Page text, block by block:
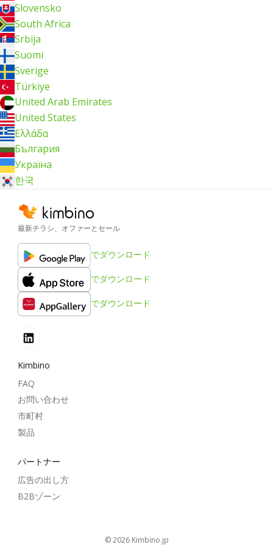
Slovensko
South Africa
Srbija
Suomi
Sverige
Türkiye
United Arab Emirates
United States
Ελλάδα
България
Україна
한국
最新チラシ、オファーとセール
でダウンロード
でダウンロード
でダウンロード
Kimbino
FAQ
お問い合わせ
市町村
製品
パートナー
広告の出し方
B2Bゾーン
© 2026 kimbino.jp